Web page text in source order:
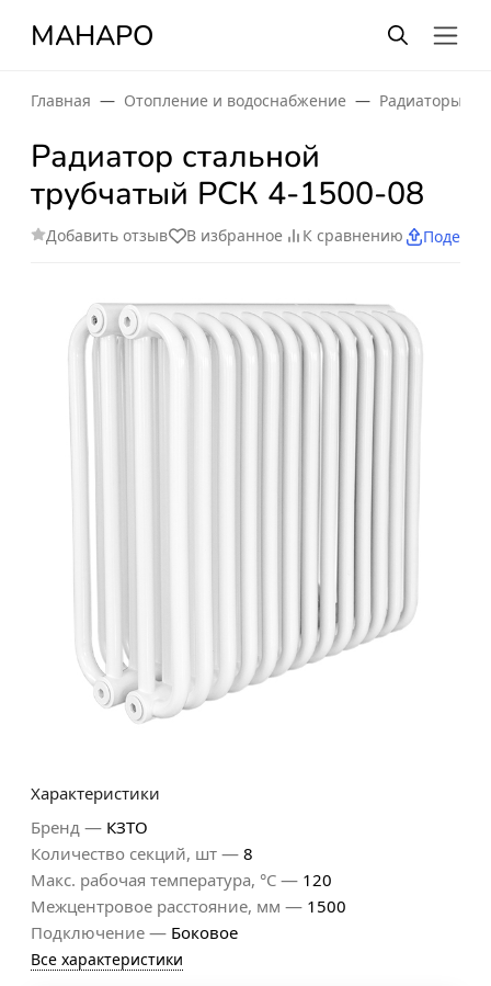
МАНАРО
Главная Отопление и водоснабжение Радиаторы
Радиатор стальной
трубчатый РСК 4-1500-08
Добавить отзыв В избранное К сравнению
Характеристики
Бренд — КЗТО
Количество секций, шт — 8
Макс. рабочая температура, °С — 120
Межцентровое расстояние, мм — 1500
Подключение — Боковое
Все характеристики